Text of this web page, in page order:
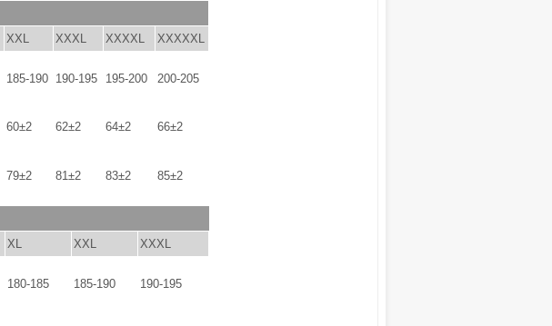
XXL XXXL XXXXL XXXXXL
185-190 190-195 195-200 200-205
60±2 62±2 64±2 66±2
79±2 81±2 83±2 85±2
XL XXL XXXL
180-185 185-190 190-195